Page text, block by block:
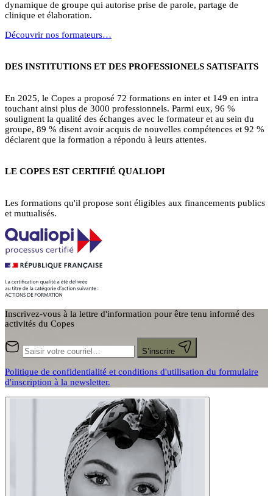
dynamique de groupe qui autorise prise de parole, partage de
clinique et élaboration.
Découvrir nos formateurs…
DES INSTITUTIONS ET DES PROFESSIONELS SATISFAITS
En 2025, le Copes a proposé 72 formations en inter et 149 en intra
touchant ainsi plus de 3000 professionnels. Parmi eux, 96 %
soulignent la qualité des échanges avec le formateur et au sein du
groupe, 89 % disent avoir acquis de nouvelles compétences et 92 %
déclarent que la formation a répondu à leurs attentes.
LE COPES EST CERTIFIÉ QUALIOPI
Les formations qu'il propose sont éligibles aux financements publics
et mutualisés.
Inscrivez-vous à la lettre d'information pour être tenu informé des
activités du Copes
S’inscrire
Politique de confidentialité et conditions d'utilisation du formulaire
d'inscription à la newsletter.